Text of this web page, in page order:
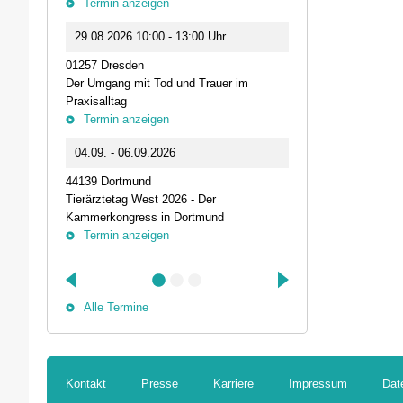
Termin anzeigen
29.08.2026 10:00 - 13:00 Uhr
01257 Dresden
Der Umgang mit Tod und Trauer im
Praxisalltag
Termin anzeigen
04.09. - 06.09.2026
44139 Dortmund
Tierärztetag West 2026 - Der
Kammerkongress in Dortmund
Termin anzeigen
Alle Termine
Kontakt Presse Karriere Impressum